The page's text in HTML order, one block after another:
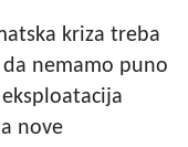
kriza treba
nemamo puno
nove